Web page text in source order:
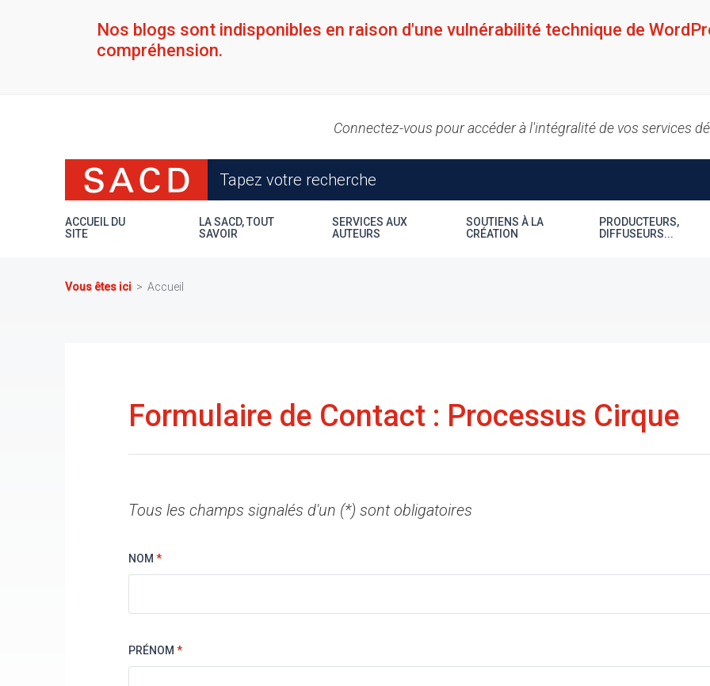
Nos blogs sont indisponibles en raison d'une vulnérabilité technique de
compréhension.
Connectez-vous pour accéder à l'intégralité de vos services
ACCUEIL DU
SITE
LA SACD, TOUT
SAVOIR
SERVICES AUX
AUTEURS
SOUTIENS À LA
CRÉATION
PRODUCTEURS,
DIFFUSEURS...
Vous êtes ici Accueil
Formulaire de Contact : Processus Cirque
Tous les champs signalés d'un (*) sont obligatoires
NOM *
PRÉNOM *